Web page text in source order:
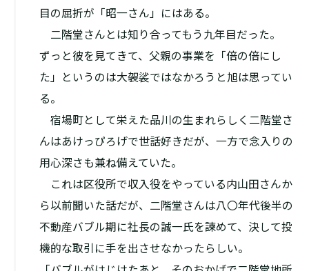
目の屈折が「昭一さん」にはある。
二階堂さんとは知り合ってもう九年目だった。
ずっと彼を見てきて、父親の事業を「倍の倍にし
た」というのは大袈裟ではなかろうと旭は思ってい
る。
宿場町として栄えた品川の生まれらしく二階堂さ
んはあけっぴろげで世話好きだが、一方で念入りの
用心深さも兼ね備えていた。
これは区役所で収入役をやっている内山田さんか
ら以前聞いた話だが、二階堂さんは八〇年代後半の
不動産バブル期に社長の誠一氏を諫めて、決して投
機的な取引に手を出させなかったらしい。